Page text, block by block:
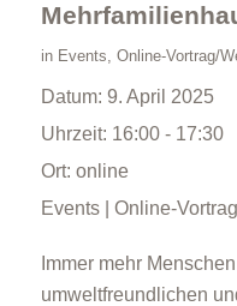
in Events, Online-Vortrag/
Datum: 9. April 2025
Uhrzeit: 16:00 - 17:30
Ort: online
Events | Online-
Immer mehr
umweltfreundlichen